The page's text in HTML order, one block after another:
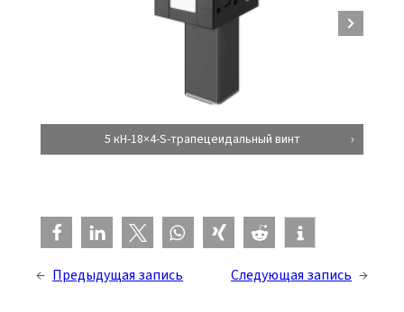
5 кН-18×4-S-трапецеидальный винт
← Предыдущая запись Следующая запись →